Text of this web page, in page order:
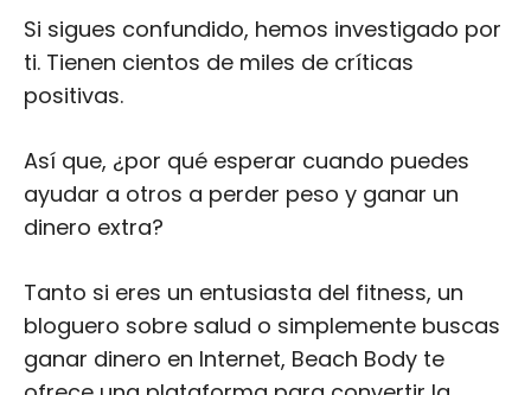
Así que, ¿por qué esperar cuando puedes
ayudar a otros a perder peso y ganar un
dinero extra?
Tanto si eres un entusiasta del fitness, un
bloguero sobre salud o simplemente buscas
ganar dinero en Internet, Beach Body te
pérdida de peso de otras personas en
ingresos.
Si ya has planeado ser un afiliado, entonces